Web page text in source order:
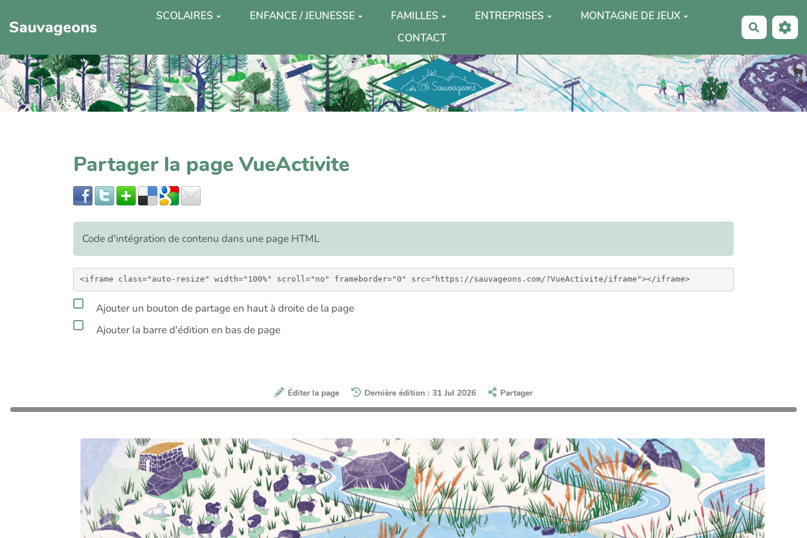
Sauvageons
SCOLAIRES ENFANCE / JEUNESSE FAMILLES ENTREPRISES
MONTAGNE DE JEUX
CONTACT
Partager la page VueActivite
Code d'intégration de contenu dans une page HTML
<iframe class="auto-resize" width="100%" scroll="no" frameborder="0" src="https://sauvageons.com/?VueActivite/iframe"></iframe>
Ajouter un bouton de partage en haut à droite de la page
Ajouter la barre d'édition en bas de page
Éditer la page Dernière édition : 31 Jul 2026 Partager